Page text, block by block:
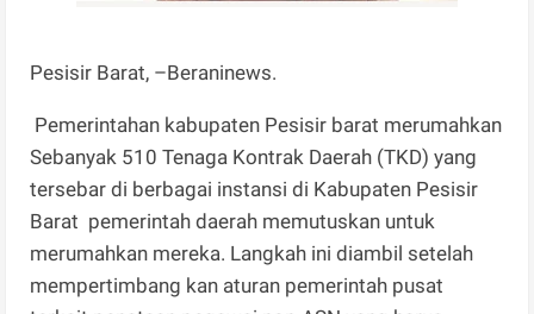
Pesisir Barat, –Beraninews.
Pemerintahan kabupaten Pesisir barat merumahkan
Sebanyak 510 Tenaga Kontrak Daerah (TKD) yang
tersebar di berbagai instansi di Kabupaten Pesisir
Barat pemerintah daerah memutuskan untuk
merumahkan mereka. Langkah ini diambil setelah
mempertimbang kan aturan pemerintah pusat